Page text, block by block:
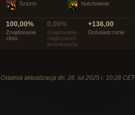
Szturm Natchnienie
100,00%
Znajdowanie
złota
0,00%
Znajdowanie
magicznych
przedmiotów
+136,00
Doświadczenie
Ostatnia aktualizacja dn. 26. lut 2025 r. 10:28 CET